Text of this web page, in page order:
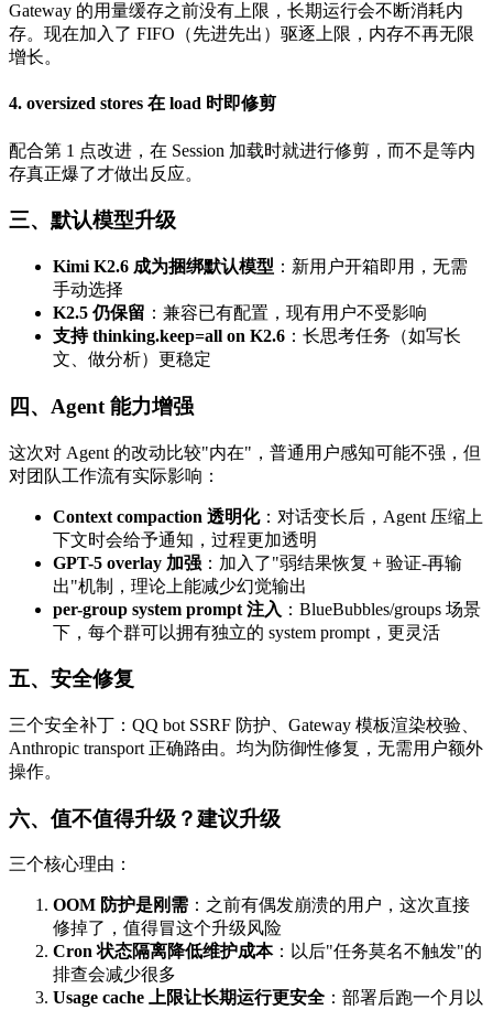
Gateway 的用量缓存之前没有上限，长期运行会不断消耗内
存。现在加入了 FIFO（先进先出）驱逐上限，内存不再无限
增长。
4. oversized stores 在 load 时即修剪
配合第 1 点改进，在 Session 加载时就进行修剪，而不是等内
存真正爆了才做出反应。
三、默认模型升级
Kimi K2.6 成为捆绑默认模型 ：新用户开箱即用，无需
手动选择
K2.5 仍保留 ：兼容已有配置，现有用户不受影响
支持 thinking.keep=all on K2.6 ：长思考任务（如写长
文、做分析）更稳定
四、Agent 能力增强
这次对 Agent 的改动比较"内在"，普通用户感知可能不强，但
对团队工作流有实际影响：
Context compaction 透明化：对话变长后，Agent 压缩上
下文时会给予通知，过程更加透明
GPT-5 overlay 加强 ：加入了"弱结果恢复 + 验证-再输
出"机制，理论上能减少幻觉输出
per-group system prompt 注入 ：BlueBubbles/groups 场景
下，每个群可以拥有独立的 system prompt，更灵活
五、安全修复
三个安全补丁：QQ bot SSRF 防护、Gateway 模板渲染校验、
Anthropic transport 正确路由。均为防御性修复，无需用户额外
操作。
六、值不值得升级？建议升级
三个核心理由：
OOM 防护是刚需 ：之前有偶发崩溃的用户，这次直接
修掉了，值得冒这个升级风险
Cron 状态隔离降低维护成本：以后"任务莫名不触发"的
排查会减少很多
Usage cache 上限让长期运行更安全 ：部署后跑一个月以